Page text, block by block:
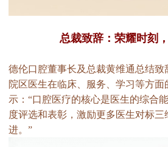
总裁致辞：荣耀时刻
德伦口腔董事长及总裁黄维通总结致
院区医生在临床、服务、学习等方面
示：“口腔医疗的核心是医生的综合
度评选和表彰，激励更多医生对标
进。”